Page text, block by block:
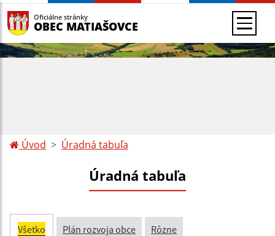
Oficiálne stránky
OBEC MATIAŠOVCE
Úvod Úradná tabuľa
Úradná tabuľa
Všetko Plán rozvoja obce Rôzne